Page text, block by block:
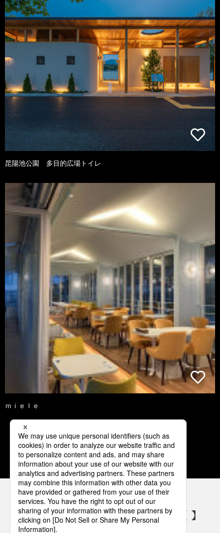
昆陽池公園 多目的広場トイレ
ｍｉｅｌｅ
1 2 3 4 5
パナソニックの電気設備 SNSアカウント